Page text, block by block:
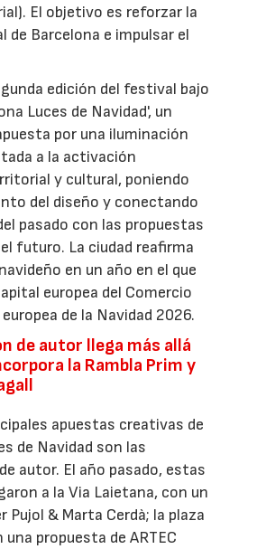
El objetivo es reforzar la
de Barcelona e impulsar el
edición del festival bajo
Luces de Navidad', un
por una iluminación
a la activación
y cultural, poniendo
del diseño y conectando
pasado con las propuestas
futuro. La ciudad reafirma
en un año en el que
europea del Comercio
de la Navidad 2026.
de autor llega más allá
la Rambla Prim y
apuestas creativas de
de Navidad son las
autor. El año pasado, estas
a la Via Laietana, con un
Pujol & Marta Cerdà; la plaza
propuesta de ARTEC